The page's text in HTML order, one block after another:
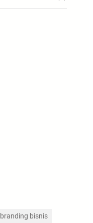
branding bisnis